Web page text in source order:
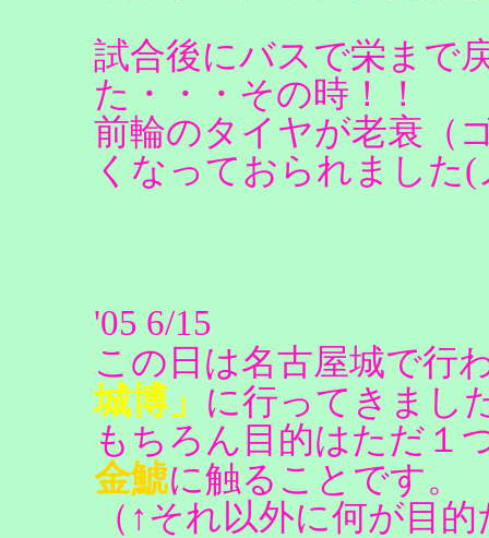
試合後にバスで栄まで
た・・・その時！！
前輪のタイヤが老衰（
くなっておられました
'05 6/15
この日は名古屋城で行
城博」
に行ってきまし
もちろん目的はただ１
金鯱に触ることです。
（↑それ以外に何が目